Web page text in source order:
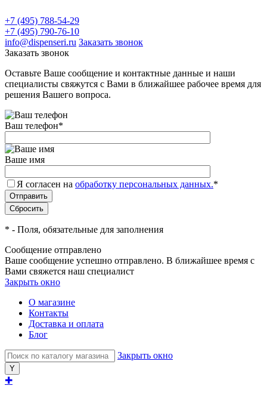
+7 (495) 788-54-29
+7 (495) 790-76-10
info@dispenseri.ru Заказать звонок
Заказать звонок
Оставьте Ваше сообщение и контактные данные и наши
специалисты свяжутся с Вами в ближайшее рабочее время для
решения Вашего вопроса.
Ваш телефон*
Ваше имя
Я согласен на обработку персональных данных.*
* - Поля, обязательные для заполнения
Сообщение отправлено
Ваше сообщение успешно отправлено. В ближайшее время с
Вами свяжется наш специалист
Закрыть окно
О магазине
Контакты
Доставка и оплата
Блог
Закрыть окно
✚